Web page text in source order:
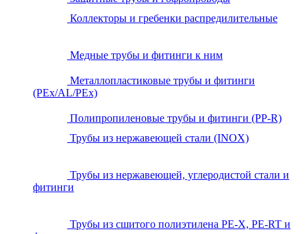
Коллекторы и гребенки распредилительные
Медные трубы и фитинги к ним
Металлопластиковые трубы и фитинги
(PEx/AL/PEx)
Полипропиленовые трубы и фитинги (PP-R)
Трубы из нержавеющей стали (INOX)
Трубы из нержавеющей, углеродистой стали и
фитинги
Трубы из сшитого полиэтилена PE-X, PE-RT и